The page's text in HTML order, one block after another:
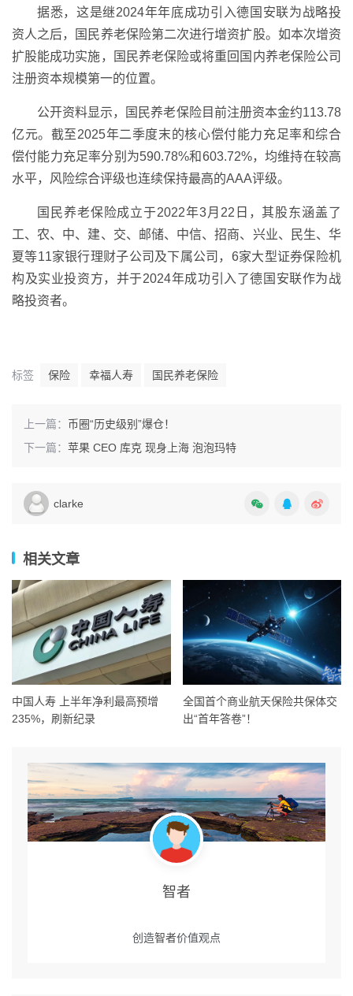
据悉，这是继2024年年底成功引入德国安联为战略投
资人之后，国民养老保险第二次进行增资扩股。如本次增资
扩股能成功实施，国民养老保险或将重回国内养老保险公司
注册资本规模第一的位置。
公开资料显示，国民养老保险目前注册资本金约113.78
亿元。截至2025年二季度末的核心偿付能力充足率和综合
偿付能力充足率分别为590.78%和603.72%，均维持在较高
水平，风险综合评级也连续保持最高的AAA评级。
国民养老保险成立于2022年3月22日，其股东涵盖了
工、农、中、建、交、邮储、中信、招商、兴业、民生、华
夏等11家银行理财子公司及下属公司，6家大型证券保险机
构及实业投资方，并于2024年成功引入了德国安联作为战
略投资者。
标签 保险 幸福人寿 国民养老保险
上一篇： 币圈“历史级别”爆仓！
下一篇： 苹果 CEO 库克 现身上海 泡泡玛特
clarke
相关文章
中国人寿 上半年净利最高预增
235%，刷新纪录
全国首个商业航天保险共保体交
出“首年答卷”！
智者
创造智者价值观点